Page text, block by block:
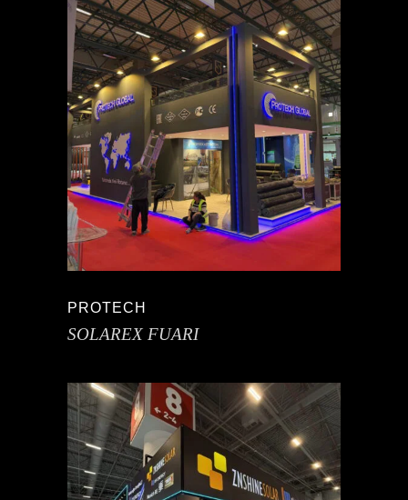
PROTECH
SOLAREX FUARI